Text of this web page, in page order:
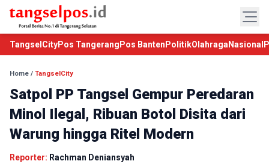
TangselCityPos Tangerang Pos Banten PolitikOlahraga Nasional
Home / TangselCity
Satpol PP Tangsel Gempur Peredaran
Minol Ilegal, Ribuan Botol Disita dari
Warung hingga Ritel Modern
Reporter: Rachman Deniansyah